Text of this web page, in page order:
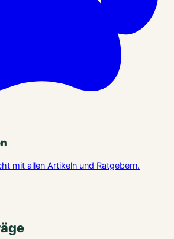
mit allen Artikeln und Ratgebern.